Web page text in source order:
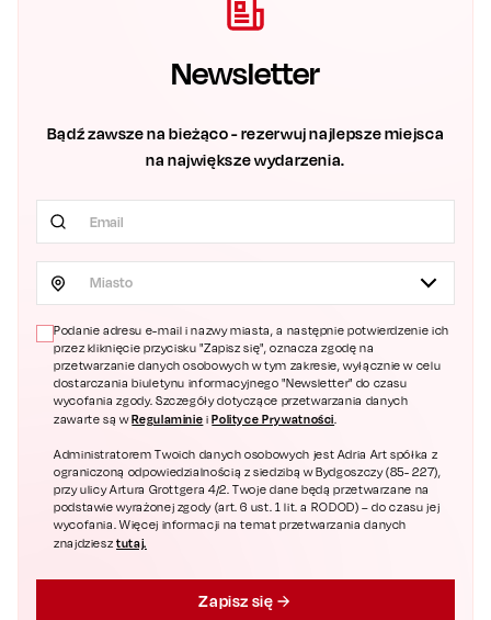
Newsletter
Bądź zawsze na bieżąco - rezerwuj najlepsze miejsca
na największe wydarzenia.
Miasto
Podanie adresu e-mail i nazwy miasta, a następnie potwierdzenie ich
przez kliknięcie przycisku "Zapisz się", oznacza zgodę na
przetwarzanie danych osobowych w tym zakresie, wyłącznie w celu
dostarczania biuletynu informacyjnego "Newsletter" do czasu
wycofania zgody. Szczegóły dotyczące przetwarzania danych
zawarte są wRegulaminie iPolityce Prywatności.
Administratorem Twoich danych osobowych jest Adria Art spółka z
ograniczoną odpowiedzialnością z siedzibą w Bydgoszczy (85- 227),
przy ulicy Artura Grottgera 4/2. Twoje dane będą przetwarzane na
podstawie wyrażonej zgody (art. 6 ust. 1 lit. a RODOD) – do czasu jej
wycofania. Więcej informacji na temat przetwarzania danych
znajdziesztutaj.
Zapisz się